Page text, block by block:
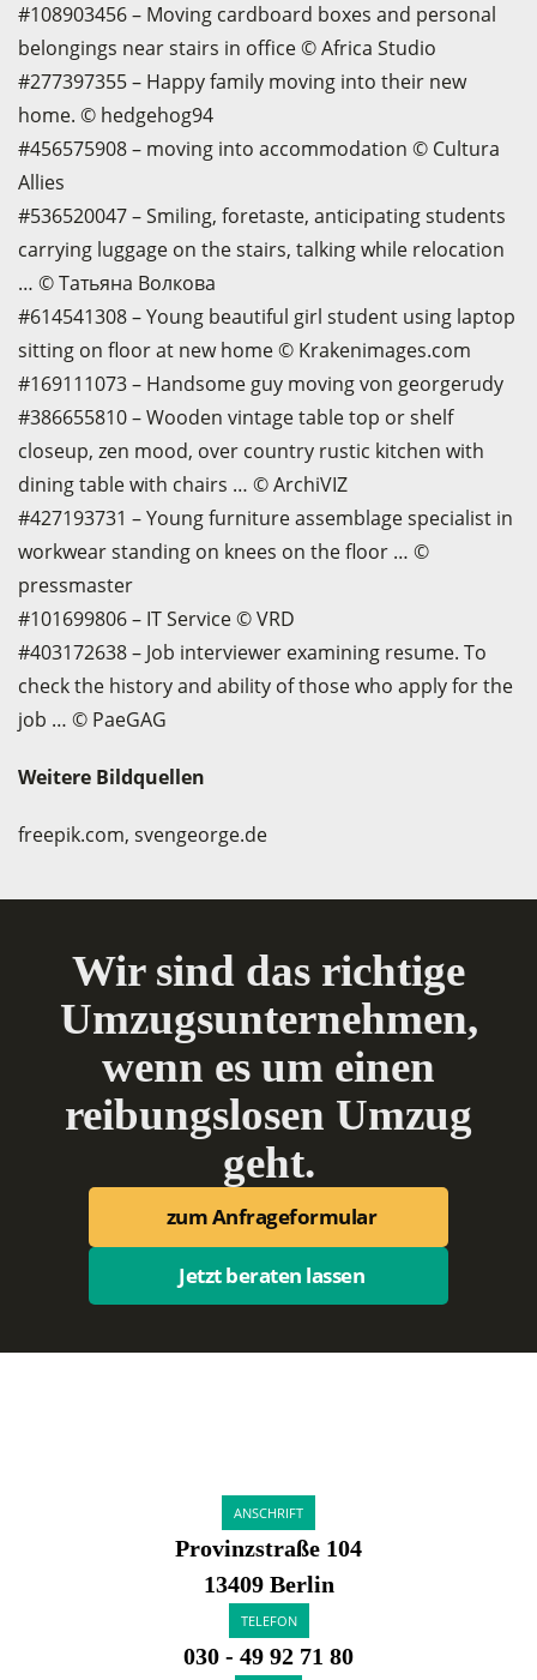
#108903456 – Moving cardboard boxes and personal
belongings near stairs in office © Africa Studio
#277397355 – Happy family moving into their new
home. © hedgehog94
#456575908 – moving into accommodation © Cultura
Allies
#536520047 – Smiling, foretaste, anticipating students
carrying luggage on the stairs, talking while relocation
… © Татьяна Волкова
#614541308 – Young beautiful girl student using laptop
sitting on floor at new home © Krakenimages.com
#169111073 – Handsome guy moving von georgerudy
#386655810 – Wooden vintage table top or shelf
closeup, zen mood, over country rustic kitchen with
dining table with chairs … © ArchiVIZ
#427193731 – Young furniture assemblage specialist in
workwear standing on knees on the floor … ©
pressmaster
#101699806 – IT Service © VRD
#403172638 – Job interviewer examining resume. To
check the history and ability of those who apply for the
job … © PaeGAG
Weitere Bildquellen
freepik.com, svengeorge.de
Wir sind das richtige
Umzugsunternehmen,
wenn es um einen
reibungslosen Umzug
geht.
zum Anfrageformular
Jetzt beraten lassen
ANSCHRIFT
Provinzstraße 104
13409 Berlin
TELEFON
030 - 49 92 71 80